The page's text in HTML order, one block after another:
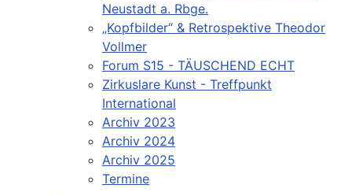
Neustadt a. Rbge.
„Kopfbilder“ & Retrospektive Theodor
Vollmer
Forum S15 - TÄUSCHEND ECHT
Zirkuslare Kunst - Treffpunkt
International
Archiv 2023
Archiv 2024
Archiv 2025
Termine